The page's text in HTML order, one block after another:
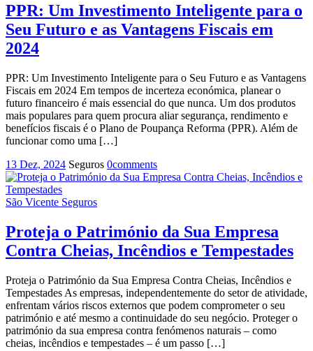
PPR: Um Investimento Inteligente para o
Seu Futuro e as Vantagens Fiscais em
2024
PPR: Um Investimento Inteligente para o Seu Futuro e as Vantagens
Fiscais em 2024 Em tempos de incerteza económica, planear o
futuro financeiro é mais essencial do que nunca. Um dos produtos
mais populares para quem procura aliar segurança, rendimento e
benefícios fiscais é o Plano de Poupança Reforma (PPR). Além de
funcionar como uma […]
13 Dez, 2024 Seguros 0comments
São Vicente Seguros
Proteja o Património da Sua Empresa
Contra Cheias, Incêndios e Tempestades
Proteja o Património da Sua Empresa Contra Cheias, Incêndios e
Tempestades As empresas, independentemente do setor de atividade,
enfrentam vários riscos externos que podem comprometer o seu
património e até mesmo a continuidade do seu negócio. Proteger o
património da sua empresa contra fenómenos naturais – como
cheias, incêndios e tempestades – é um passo […]